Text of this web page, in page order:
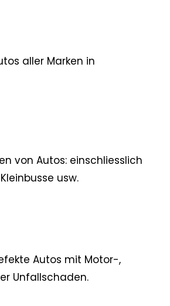
aller Marken in
von Autos: einschliesslich
usw.
Autos mit Motor-,
Unfallschaden.